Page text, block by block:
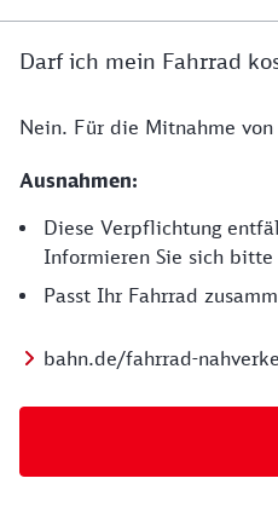
Darf ich mein Fahrrad
Nein. Für die Mitnahme
Ausnahmen:
Diese Verpflichtung
Informieren Sie sich
Passt Ihr Fahrrad
bahn.de/fahrrad-